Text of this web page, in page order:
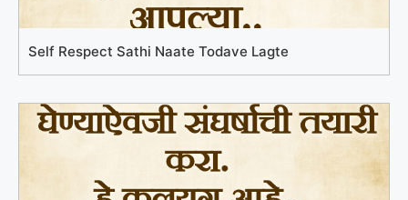
Self Respect Sathi Naate Todave Lagte